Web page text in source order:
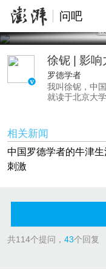
问吧
教
徐铌 | 影响
罗德学者
我叫徐铌，中
就读于北京大
金、医学生特
RNA生物学的
习。我以共同
Journal of
理性疼痛的机
联合会（
疾病的病耻感
排球运动，曾
目标成为一名
相关新闻
中国罗德学者的牛津
刺激
共114个提问， 43个回复